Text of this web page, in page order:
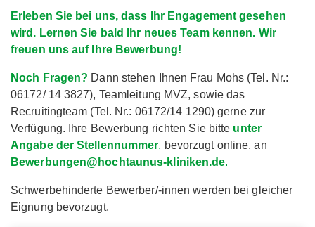
Erleben Sie bei uns, dass Ihr Engagement gesehen
wird. Lernen Sie bald Ihr neues Team kennen. Wir
freuen uns auf Ihre Bewerbung!
Noch Fragen? Dann stehen Ihnen Frau Mohs (Tel. Nr.:
06172/ 14 3827), Teamleitung MVZ, sowie das
Recruitingteam (Tel. Nr.: 06172/14 1290) gerne zur
Verfügung. Ihre Bewerbung richten Sie bitte unter
Angabe der Stellennummer, bevorzugt online, an
Bewerbungen@hochtaunus-kliniken.de.
Schwerbehinderte Bewerber/-innen werden bei gleicher
Eignung bevorzugt.